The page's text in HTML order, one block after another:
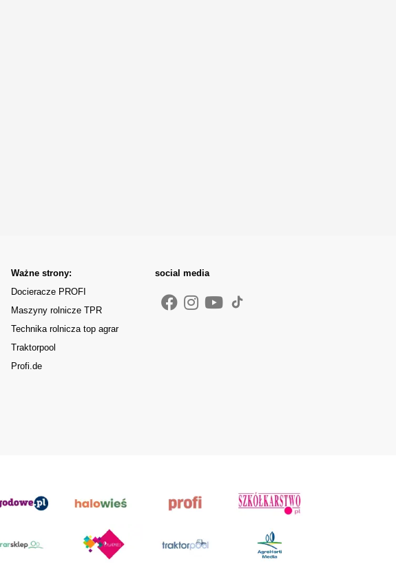
Ważne strony:
Docieracze PROFI
Maszyny rolnicze TPR
Technika rolnicza top agrar
Traktorpool
Profi.de
social media